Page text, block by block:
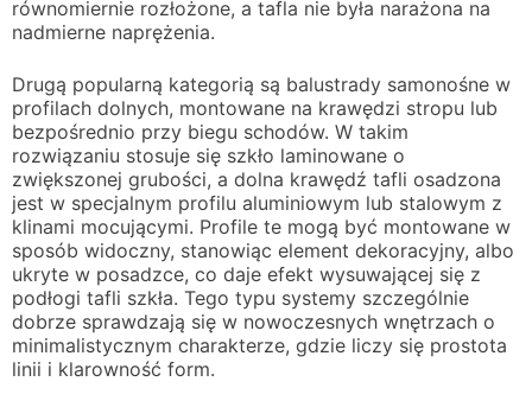
równomiernie rozłożone, a tafla nie była narażona na
nadmierne naprężenia.
Drugą popularną kategorią są balustrady samonośne w
profilach dolnych, montowane na krawędzi stropu lub
bezpośrednio przy biegu schodów. W takim
rozwiązaniu stosuje się szkło laminowane o
zwiększonej grubości, a dolna krawędź tafli osadzona
jest w specjalnym profilu aluminiowym lub stalowym z
klinami mocującymi. Profile te mogą być montowane w
sposób widoczny, stanowiąc element dekoracyjny, albo
ukryte w posadzce, co daje efekt wysuwającej się z
podłogi tafli szkła. Tego typu systemy szczególnie
dobrze sprawdzają się w nowoczesnych wnętrzach o
minimalistycznym charakterze, gdzie liczy się prostota
linii i klarowność form.